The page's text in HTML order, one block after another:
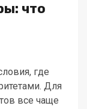
что
где
Для
все чаще